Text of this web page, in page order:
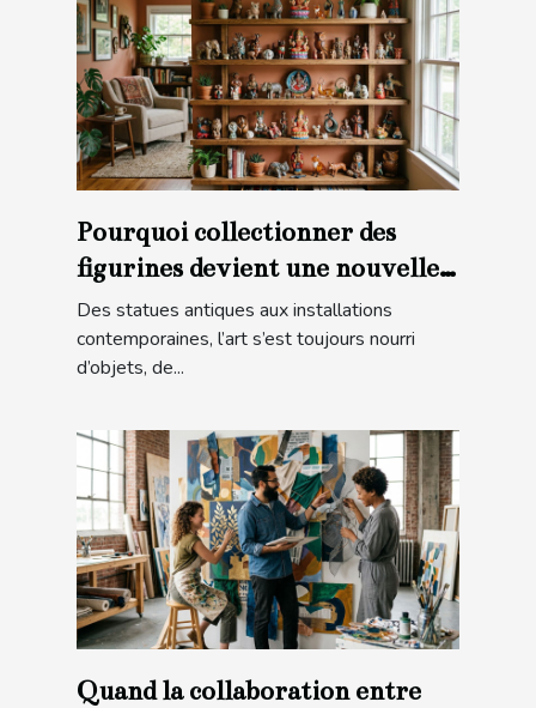
Pourquoi collectionner des
figurines devient une nouvelle
forme d’art
Des statues antiques aux installations
contemporaines, l’art s’est toujours nourri
d’objets, de...
Quand la collaboration entre